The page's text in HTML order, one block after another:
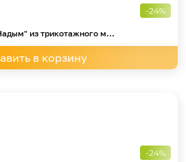
-24%
из трикотажного м...
в корзину
-24%